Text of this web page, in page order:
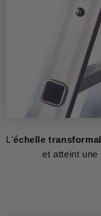
L'échelle
et atteint une